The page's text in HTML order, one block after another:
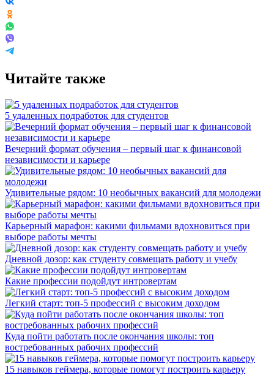
Читайте также
5 удаленных подработок для студентов
Вечерний формат обучения – первый шаг к финансовой
независимости и карьере
Удивительные рядом: 10 необычных вакансий для молодежи
Карьерный марафон: какими фильмами вдохновиться при
выборе работы мечты
Дневной дозор: как студенту совмещать работу и учебу
Какие профессии подойдут интровертам
Легкий старт: топ-5 профессий с высоким доходом
Куда пойти работать после окончания школы: топ
востребованных рабочих профессий
15 навыков геймера, которые помогут построить карьеру